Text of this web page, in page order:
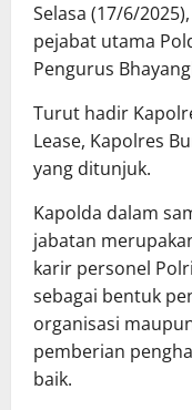
Selasa (17/6/
pejabat utama
Pengurus
Turut hadir
Lease, Kapolres
yang ditunjuk.
Kapolda dalam
jabatan
karir personel
sebagai bentuk
organisasi
pemberian
baik.